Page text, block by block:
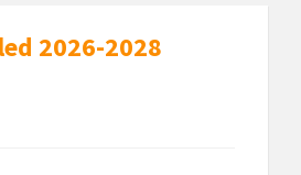
2026-2028